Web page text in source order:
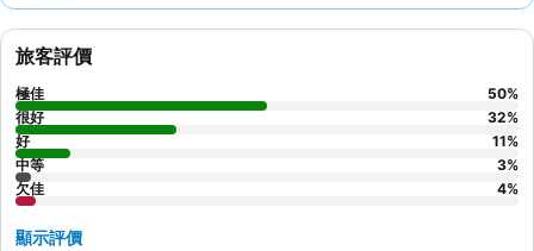
旅客評價
極佳 50%
很好
32%
好
11%
中等
3%
欠佳
4%
顯示評價